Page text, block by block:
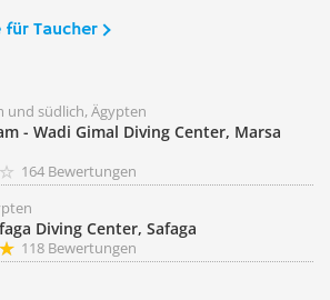
Taucher
und südlich, Ägypten
- Wadi Gimal Diving Center, Marsa
164 Bewertungen
Diving Center, Safaga
118 Bewertungen